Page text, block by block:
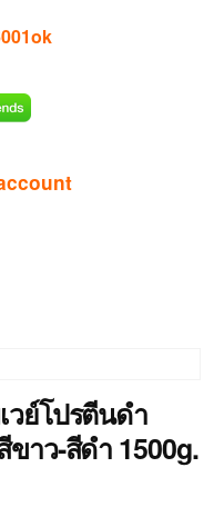
วย์โปรตีนดำ
าว-สีดำ 1500g.